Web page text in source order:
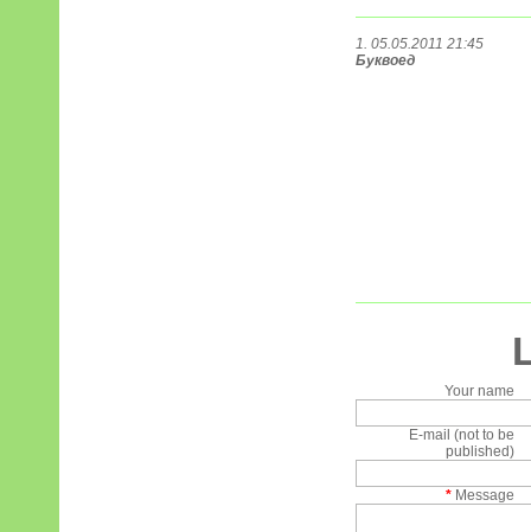
1. 05.05.2011 21:45
Буквоед
Your name
E-mail (not to be
published)
* Message